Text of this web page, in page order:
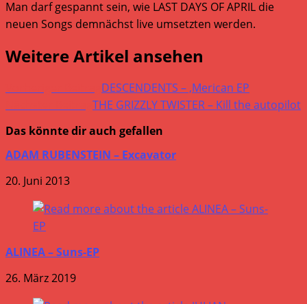
Man darf gespannt sein, wie LAST DAYS OF APRIL die
neuen Songs demnächst live umsetzten werden.
Weitere Artikel ansehen
DESCENDENTS – ‚Merican EP
THE GRIZZLY TWISTER – Kill the autopilot
Das könnte dir auch gefallen
ADAM RUBENSTEIN – Excavator
20. Juni 2013
ALINEA – Suns-EP
26. März 2019